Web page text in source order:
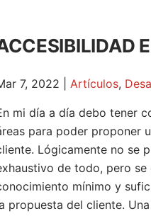
7, 2022 Artículos,
mi día a día debo tener
para poder proponer
Lógicamente no se
de todo, pero se
mínimo y
propuesta del cliente.